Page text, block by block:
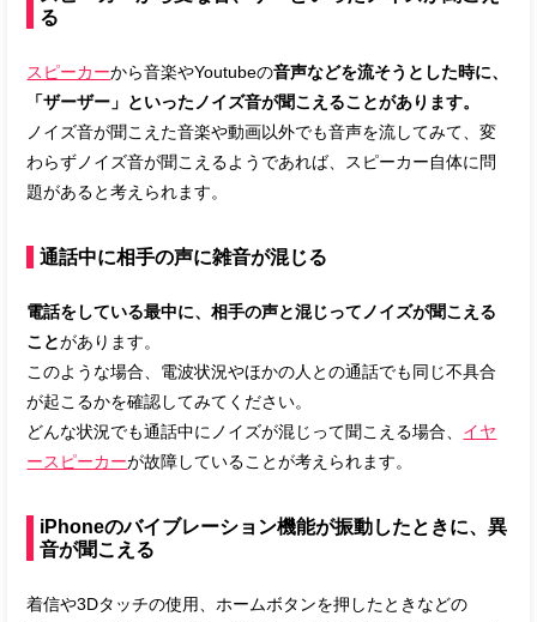
る
スピーカーから音楽やYoutubeの音声などを流そうとした時に、
「ザーザー」といったノイズ音が聞こえることがあります。
ノイズ音が聞こえた音楽や動画以外でも音声を流してみて、変
わらずノイズ音が聞こえるようであれば、スピーカー自体に問
題があると考えられます。
通話中に相手の声に雑音が混じる
電話をしている最中に、相手の声と混じってノイズが聞こえる
ことがあります。
このような場合、電波状況やほかの人との通話でも同じ不具合
が起こるかを確認してみてください。
どんな状況でも通話中にノイズが混じって聞こえる場合、 イヤ
ースピーカーが故障していることが考えられます。
iPhoneのバイブレーション機能が振動したときに、異
音が聞こえる
着信や3Dタッチの使用、ホームボタンを押したときなどの